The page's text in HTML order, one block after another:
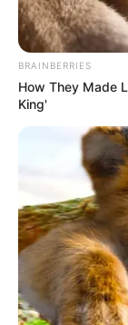
10. Siapa sih
dan Mini
membuatnya
BRAINBERRIES
How They Made
King'